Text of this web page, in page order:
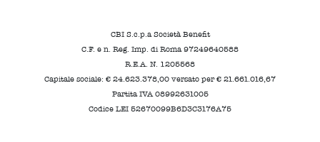
CBI S.c.p.a Società Benefit
C.F. e n. Reg. Imp. di Roma 97249640588
R.E.A. N. 1205568
Capitale sociale: € 24.623.378,00 versato per € 21.661.016,67
Partita IVA 08992631005
Codice LEI 52670099B6D3C3176A75